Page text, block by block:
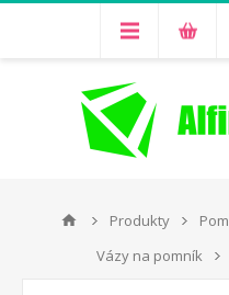
Produkty
Vázy na pomník